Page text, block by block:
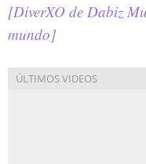
[DiverXO de Dabiz
mundo]